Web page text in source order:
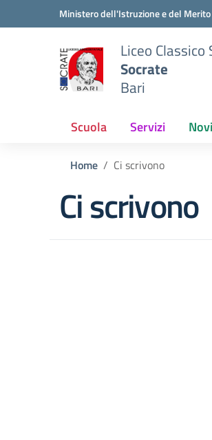
Vai ai contenuti
Vai al menu di navigazioneMinistero dell'Istruzione e del Merito
Liceo Classico
Socrate
Bari
Scuola Servizi
Home Ci scrivono
Ci scrivono